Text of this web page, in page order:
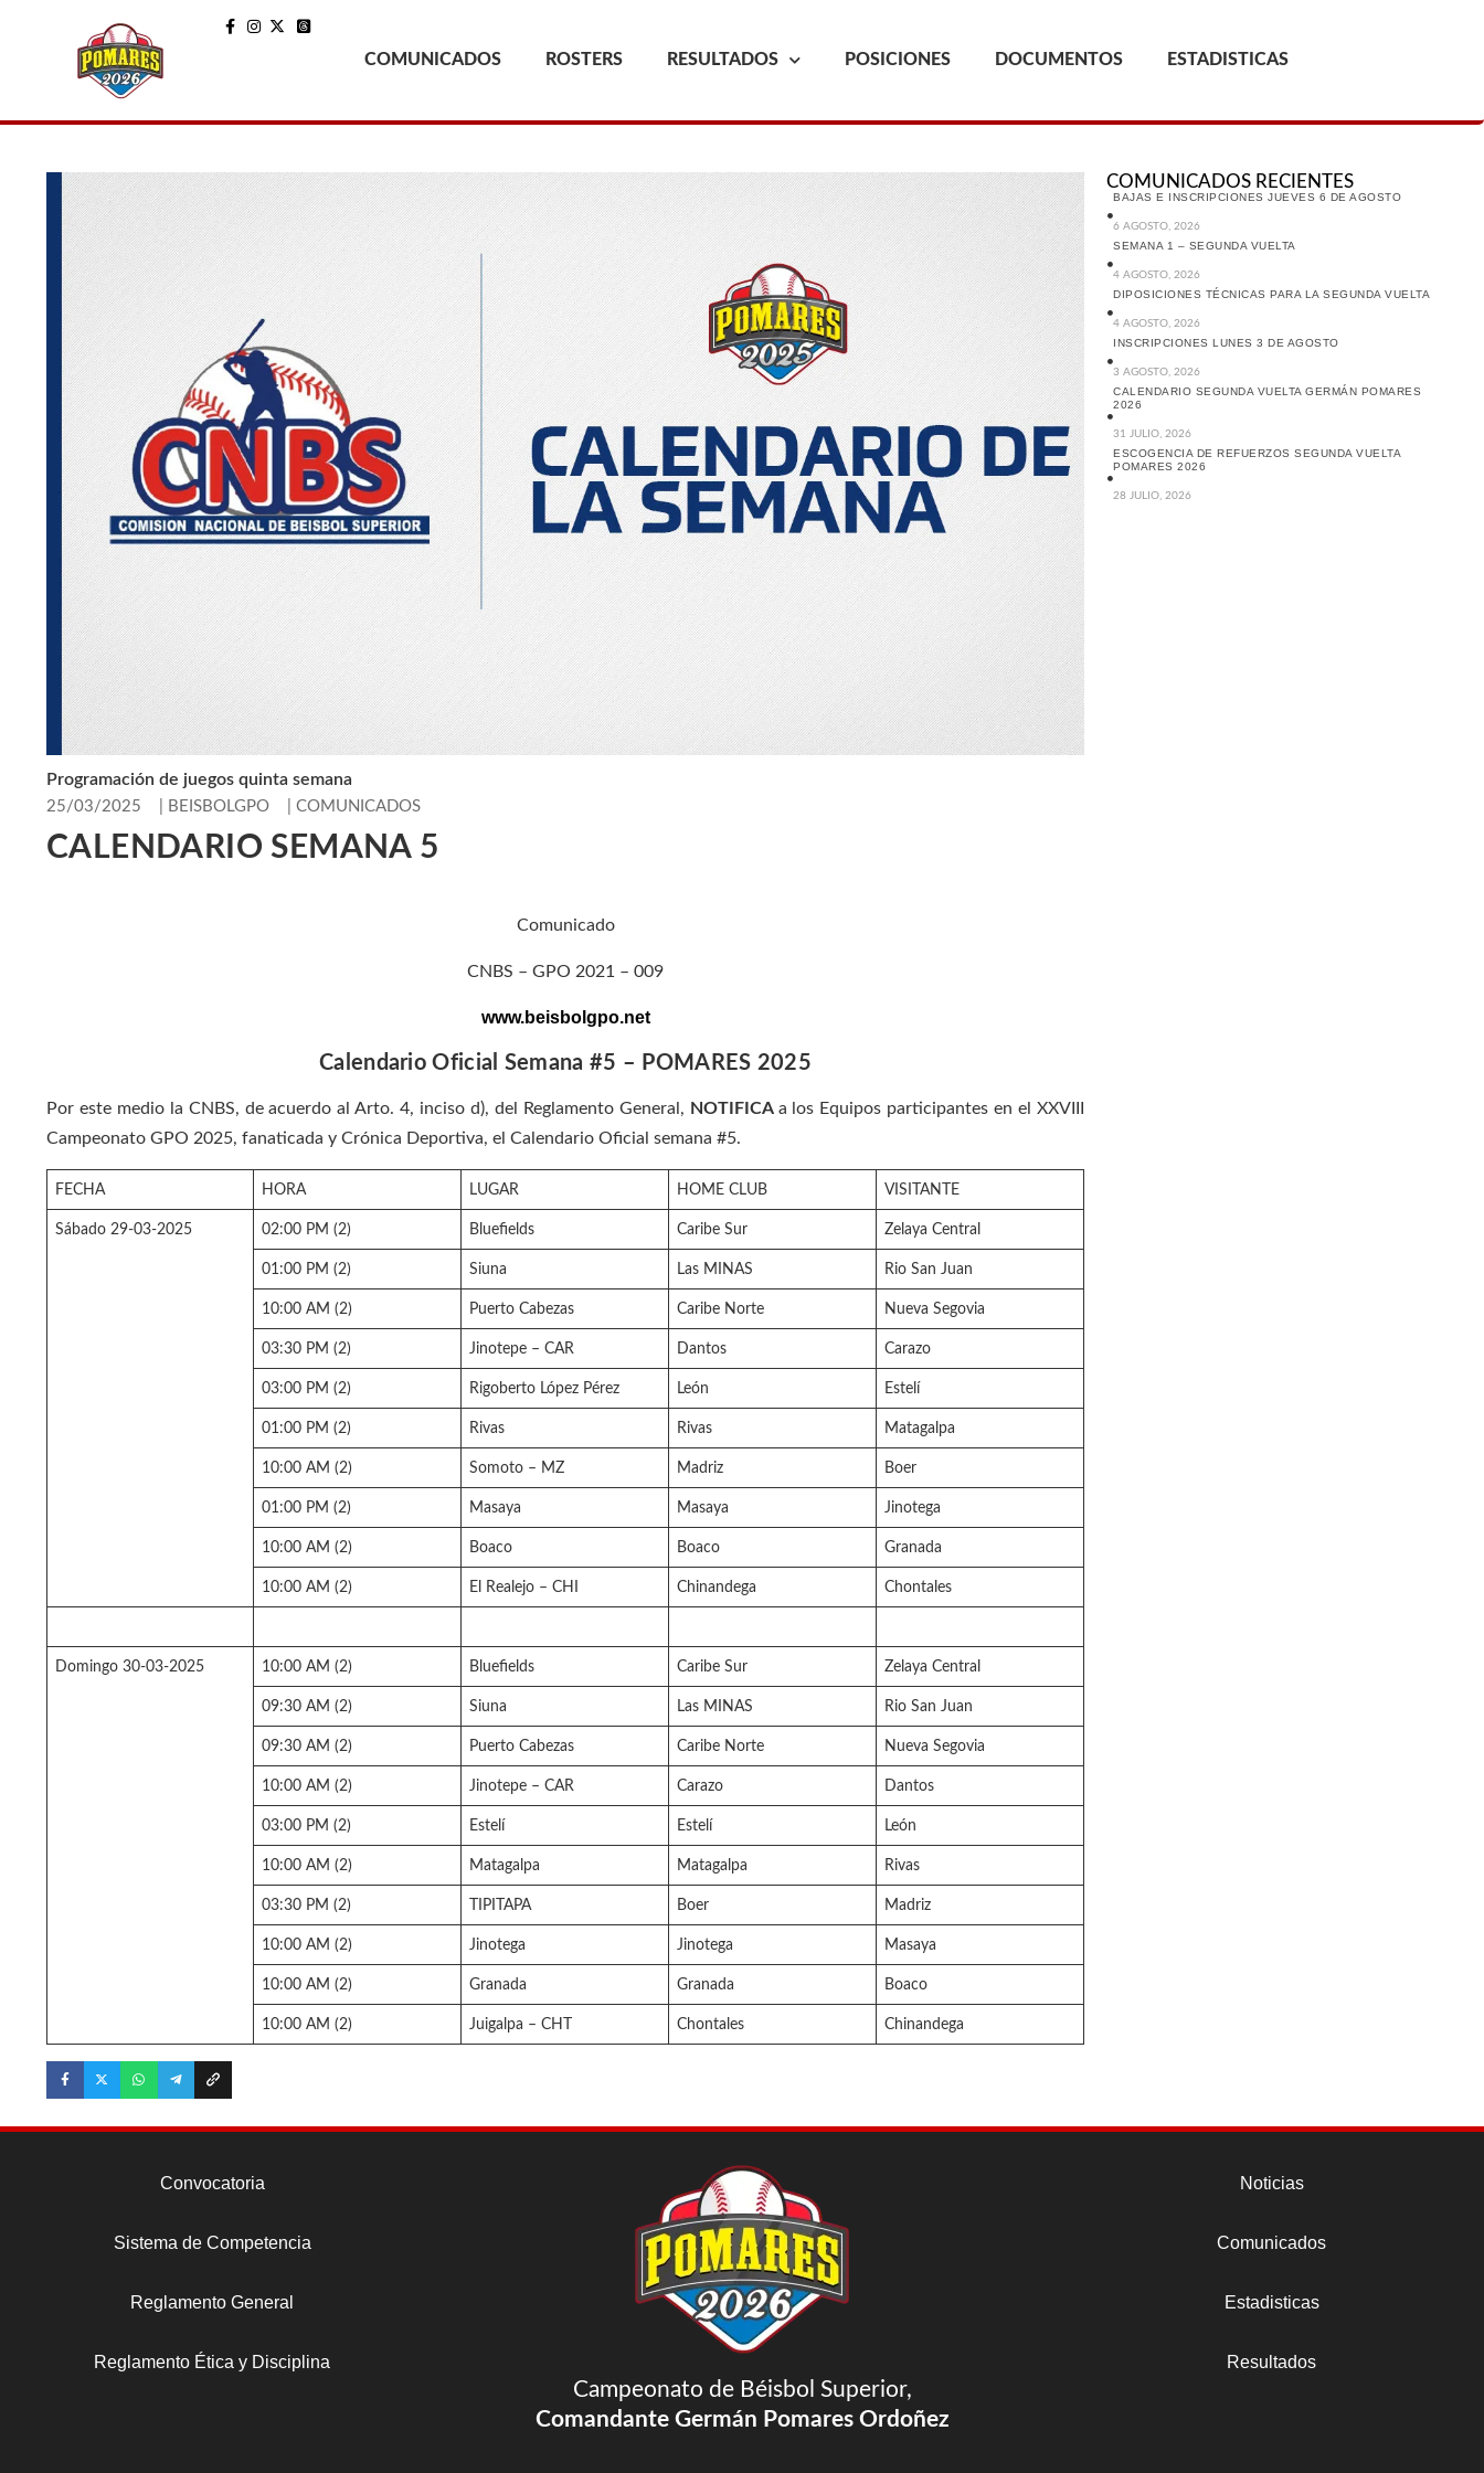
COMUNICADOS ROSTERS RESULTADOS POSICIONES DOCUMENTOS ESTADISTICAS
Programación de juegos quinta semana
25/03/2025 BEISBOLGPO COMUNICADOS
CALENDARIO SEMANA 5
Comunicado
CNBS – GPO 2021 – 009
www.beisbolgpo.net
Calendario Oficial Semana #5 – POMARES 2025
Por este medio la CNBS, de acuerdo al Arto. 4, inciso d), del Reglamento General, NOTIFICA a los Equipos participantes en el XXVIII
Campeonato GPO 2025, fanaticada y Crónica Deportiva, el Calendario Oficial semana #5.
FECHA HORA LUGAR HOME CLUB VISITANTE
Sábado 29-03-2025 02:00 PM (2) Bluefields Caribe Sur Zelaya Central
01:00 PM (2) Siuna Las MINAS Rio San Juan
10:00 AM (2) Puerto Cabezas Caribe Norte Nueva Segovia
03:30 PM (2) Jinotepe – CAR Dantos Carazo
03:00 PM (2) Rigoberto López Pérez León Estelí
01:00 PM (2) Rivas Rivas Matagalpa
10:00 AM (2) Somoto – MZ Madriz Boer
01:00 PM (2) Masaya Masaya Jinotega
10:00 AM (2) Boaco Boaco Granada
10:00 AM (2) El Realejo – CHI Chinandega Chontales
Domingo 30-03-2025 10:00 AM (2) Bluefields Caribe Sur Zelaya Central
09:30 AM (2) Siuna Las MINAS Rio San Juan
09:30 AM (2) Puerto Cabezas Caribe Norte Nueva Segovia
10:00 AM (2) Jinotepe – CAR Carazo Dantos
03:00 PM (2) Estelí Estelí León
10:00 AM (2) Matagalpa Matagalpa Rivas
03:30 PM (2) TIPITAPA Boer Madriz
10:00 AM (2) Jinotega Jinotega Masaya
10:00 AM (2) Granada Granada Boaco
10:00 AM (2) Juigalpa – CHT Chontales Chinandega
COMUNICADOS RECIENTES
BAJAS E INSCRIPCIONES JUEVES 6 DE AGOSTO
6 AGOSTO, 2026
SEMANA 1 – SEGUNDA VUELTA
4 AGOSTO, 2026
DIPOSICIONES TÉCNICAS PARA LA SEGUNDA VUELTA
4 AGOSTO, 2026
INSCRIPCIONES LUNES 3 DE AGOSTO
3 AGOSTO, 2026
CALENDARIO SEGUNDA VUELTA GERMÁN POMARES
2026
31 JULIO, 2026
ESCOGENCIA DE REFUERZOS SEGUNDA VUELTA
POMARES 2026
28 JULIO, 2026
Convocatoria
Sistema de Competencia
Reglamento General
Reglamento Ética y Disciplina
Campeonato de Béisbol Superior,
Comandante Germán Pomares Ordoñez
Noticias
Comunicados
Estadisticas
Resultados